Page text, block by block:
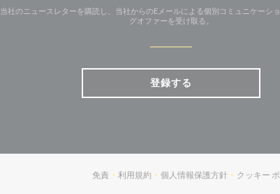
当社のニュースレターを購読し、当社からのEメールによる個別コミュニケーシ
グオファーを受け取る。
登録する
免責
((新しいウィンドウで開きます))
利用規約
((新しいウィンドウで開きます))
個人情報保護方針
((新しいウィンドウ
クッキー